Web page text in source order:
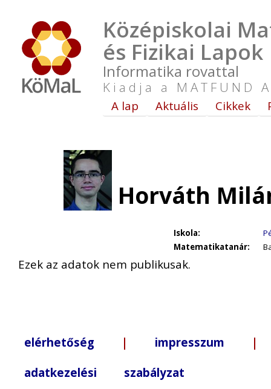
Középiskolai
és Fizikai Lapok
Informatika rovattal
Kiadja a MATFUND
A lap Aktuális Cikkek
Horváth
Iskola:
Matematikatanár:
Ezek az adatok nem publikusak.
elérhetőség | impresszum |
adatkezelési szabályzat